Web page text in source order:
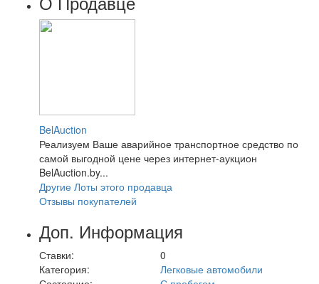
BelAuction
Реализуем Ваше аварийное транспортное средство по
самой выгодной цене через интернет-аукцион
BelAuction.by...
Другие Лоты этого продавца
Отзывы покупателей
Доп. Информация
Ставки:
0
Категория:
Легковые автомобили